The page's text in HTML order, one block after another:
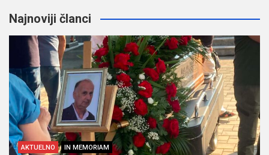
Najnoviji članci
AKTUELNO IN MEMORIAM